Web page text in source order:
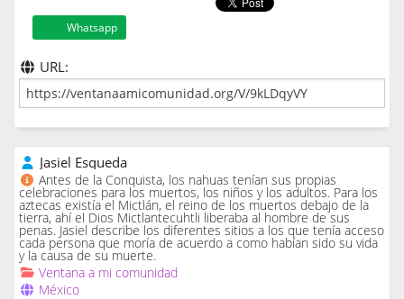
Whatsapp
URL:
Jasiel Esqueda
Antes de la Conquista, los nahuas tenían sus propias
celebraciones para los muertos, los niños y los adultos. Para los
aztecas existía el Mictlán, el reino de los muertos debajo de la
tierra, ahí el Dios Mictlantecuhtli liberaba al hombre de sus
penas. Jasiel describe los diferentes sitios a los que tenía acceso
cada persona que moría de acuerdo a como habían sido su vida
y la causa de su muerte.
Ventana a mi comunidad
México